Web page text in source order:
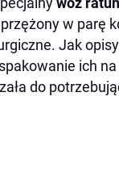
w parę
Jak
ich
do